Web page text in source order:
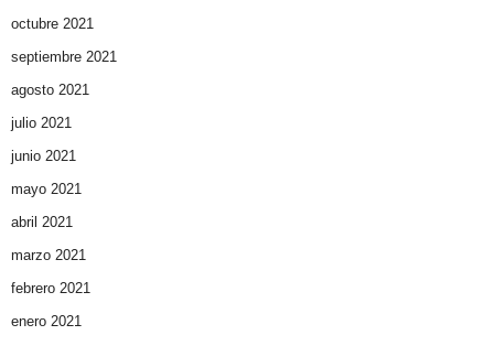
octubre 2021
septiembre 2021
agosto 2021
julio 2021
junio 2021
mayo 2021
abril 2021
marzo 2021
febrero 2021
enero 2021